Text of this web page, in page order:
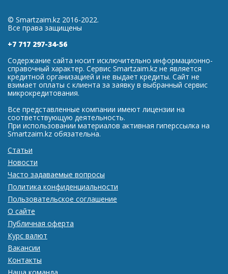
© Smartzaim.kz 2016-2022.
Все права защищены
+7 717 297-34-56
Содержание сайта носит исключительно информационно-
справочный характер. Сервис Smartzaim.kz не является
кредитной организацией и не выдает кредиты. Сайт не
взимает оплаты с клиента за заявку в выбранный сервис
микрокредитования.
Все представленные компании имеют лицензии на
соответствующую деятельность.
При использовании материалов активная гиперссылка на
Smartzaim.kz обязательна.
Статьи
Новости
Часто задаваемые вопросы
Политика конфиденциальности
Пользовательское соглашение
О сайте
Публичная оферта
Курс валют
Вакансии
Контакты